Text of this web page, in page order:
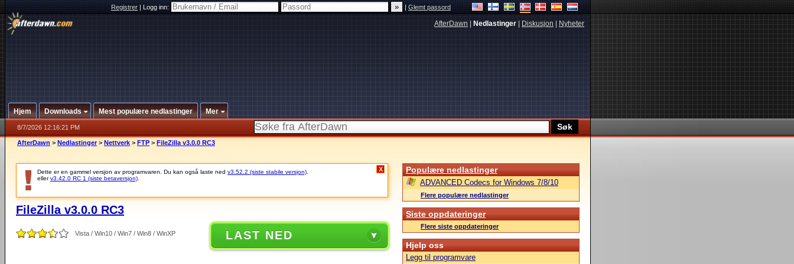
Registrer|Logg inn: |Glemt passord
AfterDawn Nedlastinger Diskusjon Nyheter
Hjem Downloads Mest populære nedlastinger Mer
8/7/2026 12:16:21 PM
AfterDawn > Nedlastinger > Nettverk > FTP > FileZilla v3.0.0 RC3
Dette er en gammel versjon av programvaren. Du kan også laste ned v3.52.2 (siste stabile versjon)
ellerv3.42.0 RC 1 (siste betaversjon)
X
FileZilla v3.0.0 RC3
Vista / Win10 / Win7 / Win8 / WinXP LAST NED
Populære nedlastinger
ADVANCED Codecs for Windows 7/8/10
Flere populære nedlastinger
Siste oppdateringer
Flere siste oppdateringer
Hjelp oss
Legg til programvare